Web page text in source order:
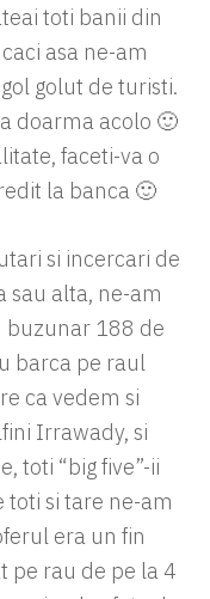
toti banii din
asa ne-am
golut de turisti.
doarma acolo 🙂
faceti-va o
la banca 🙂
si incercari de
sau alta, ne-am
buzunar 188 de
barca pe raul
ca vedem si
Irrawady, si
toti “big five”-ii
toti si tare ne-am
era un fin
pe rau de pe la 4